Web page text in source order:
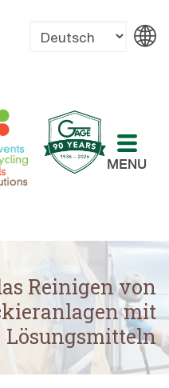
MENU
Reinigen von
mit
Lösungsmitteln